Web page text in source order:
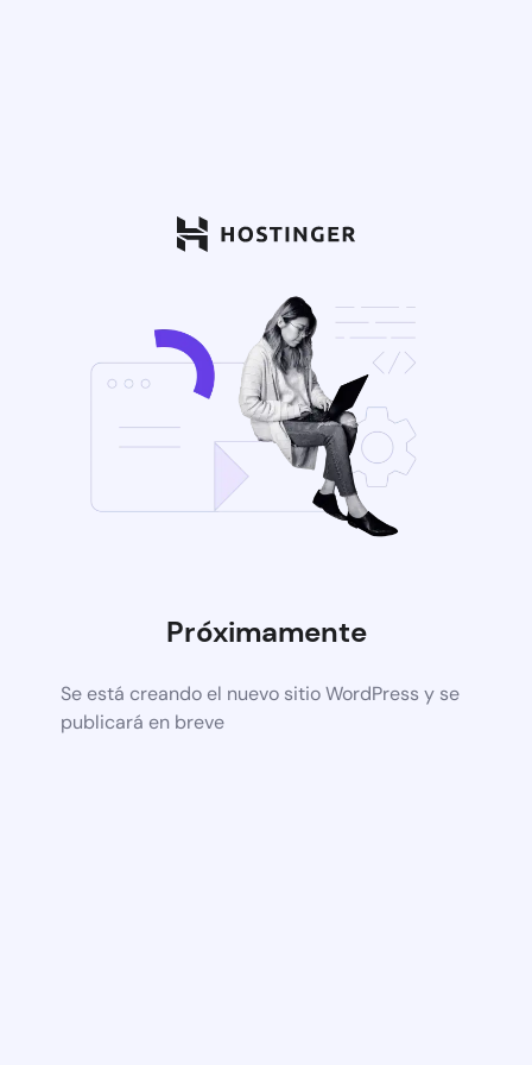
Próximamente
Se está creando el nuevo sitio WordPress y se
publicará en breve